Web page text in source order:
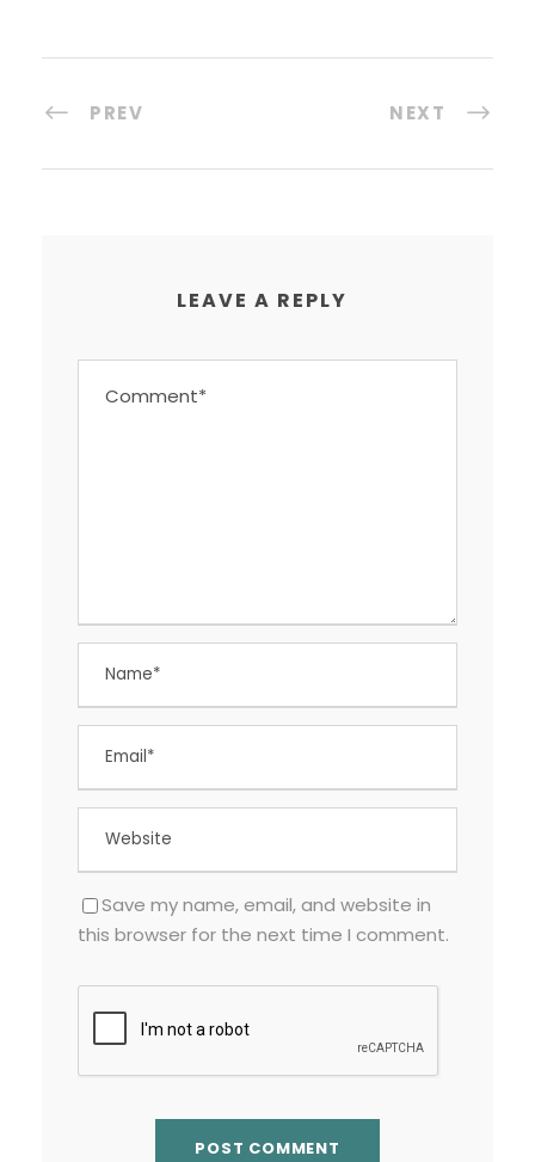
PREV NEXT
LEAVE A REPLY
Save my name, email, and website in
this browser for the next time I comment.